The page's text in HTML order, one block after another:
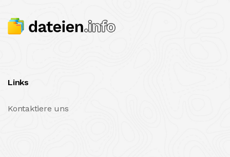
Links
Kontaktiere uns